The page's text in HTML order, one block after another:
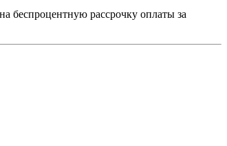
беспроцентную рассрочку оплаты за